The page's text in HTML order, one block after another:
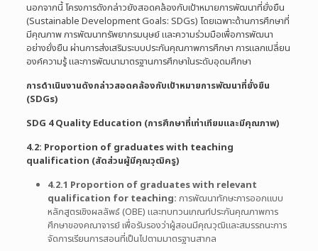
นอกจากนี้ โครงการดังกล่าวยังสอดคล้องกับเป้าหมายการพัฒนาที่ยั่งยืน
(Sustainable Development Goals: SDGs) โดยเฉพาะด้านการศึกษาที่
มีคุณภาพ การพัฒนาทรัพยากรมนุษย์ และความร่วมมือเพื่อการพัฒนา
อย่างยั่งยืน ผ่านการส่งเสริมระบบประกันคุณภาพการศึกษา การแลกเปลี่ยน
องค์ความรู้ และการพัฒนามาตรฐานการศึกษาในระดับอุดมศึกษา
การดำเนินงานดังกล่าวสอดคล้องกับเป้าหมายการพัฒนาที่ยั่งยืน
(SDGs)
SDG 4 Quality Education (การศึกษาที่เท่าเทียมและมีคุณภาพ)
4.2: Proportion of graduates with teaching
qualification (สัดส่วนผู้มีคุณวุฒิครู)
4.2.1 Proportion of graduates with relevant
qualification for teaching: การพัฒนาทักษะการออกแบบ
หลักสูตรเชิงผลลัพธ์ (OBE) และทบทวนเกณฑ์ประกันคุณภาพการ
ศึกษาของคณาจารย์ เพื่อรับรองว่าผู้สอนมีคุณวุฒิและสมรรถนะการ
จัดการเรียนการสอนที่เป็นไปตามมาตรฐานสากล